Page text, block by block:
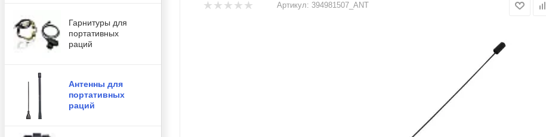
Гарнитуры для
портативных
раций
Антенны для
портативных
раций
Артикул: 394981507_ANT